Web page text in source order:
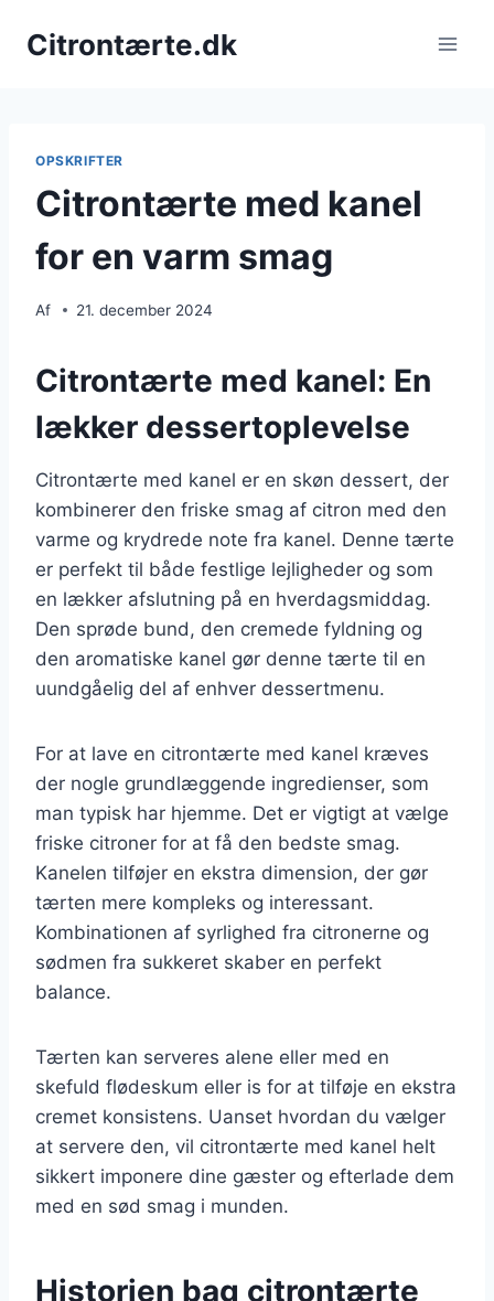
Citrontærte.dk
OPSKRIFTER
Citrontærte med kanel
for en varm smag
Af 21. december 2024
Citrontærte med kanel: En
lækker dessertoplevelse
Citrontærte med kanel er en skøn dessert, der
kombinerer den friske smag af citron med den
varme og krydrede note fra kanel. Denne tærte
er perfekt til både festlige lejligheder og som
en lækker afslutning på en hverdagsmiddag.
Den sprøde bund, den cremede fyldning og
den aromatiske kanel gør denne tærte til en
uundgåelig del af enhver dessertmenu.
For at lave en citrontærte med kanel kræves
der nogle grundlæggende ingredienser, som
man typisk har hjemme. Det er vigtigt at vælge
friske citroner for at få den bedste smag.
Kanelen tilføjer en ekstra dimension, der gør
tærten mere kompleks og interessant.
Kombinationen af syrlighed fra citronerne og
sødmen fra sukkeret skaber en perfekt
balance.
Tærten kan serveres alene eller med en
skefuld flødeskum eller is for at tilføje en ekstra
cremet konsistens. Uanset hvordan du vælger
at servere den, vil citrontærte med kanel helt
sikkert imponere dine gæster og efterlade dem
med en sød smag i munden.
Historien bag citrontærte